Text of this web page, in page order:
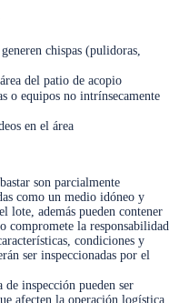
chispas (pulidoras,
del patio de acopio
o equipos no intrínsecamente
en el área
son parcialmente
como un medio idóneo y
lote, además pueden contener
compromete la responsabilidad
condiciones y
ser inspeccionadas por el
inspección pueden ser
afecten la operación logística,